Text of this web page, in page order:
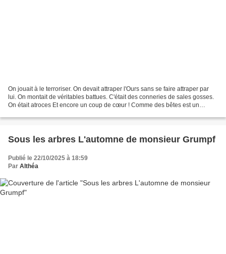
On jouait à le terroriser. On devait attraper l'Ours sans se faire attraper par
lui. On montait de véritables battues. C'était des conneries de sales gosses.
On était atroces Et encore un coup de cœur ! Comme des bêtes est un
Sous les arbres L'automne de monsieur Grumpf
Publié le 22/10/2025 à 18:59
Par Althéa